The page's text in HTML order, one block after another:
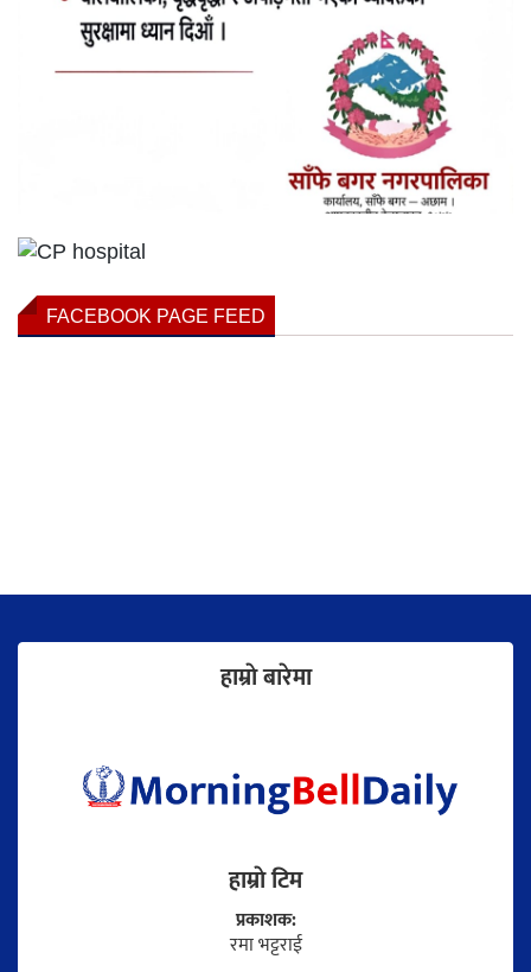
FACEBOOK PAGE FEED
हाम्राे बारेमा
हाम्राे टिम
प्रकाशक:
रमा भट्टराई